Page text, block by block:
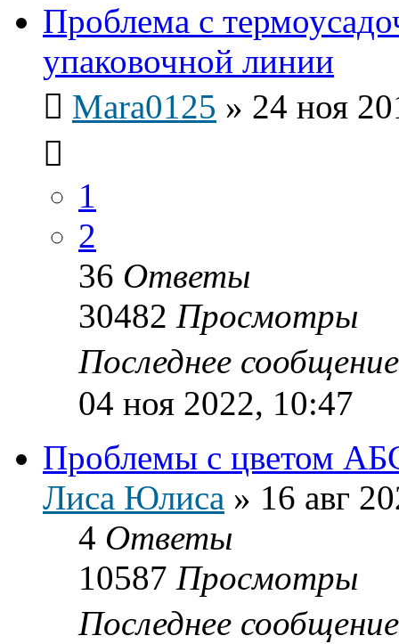
Проблема с
упаковочной линии
Mara0125 » 24 ноя
1
2
36 Ответы
30482 Просмотры
Последнее
04 ноя 2022, 10:47
Проблемы с цветом
Лиса Юлиса » 16 авг
4 Ответы
10587 Просмотры
Последнее